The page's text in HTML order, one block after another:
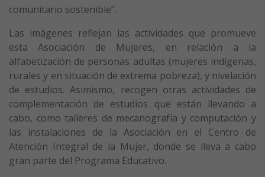
comunitario sostenible”.
Las imágenes reflejan las actividades que promueve
esta Asociación de Mujeres, en relación a la
alfabetización de personas adultas (mujeres indígenas,
rurales y en situación de extrema pobreza), y nivelación
de estudios. Asimismo, recogen otras actividades de
complementación de estudios que están llevando a
cabo, como talleres de mecanografía y computación y
las instalaciones de la Asociación en el Centro de
Atención Integral de la Mujer, donde se lleva a cabo
gran parte del Programa Educativo.